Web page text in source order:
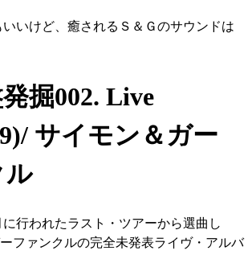
いけど、癒されるＳ＆Ｇのサウンドは
掘002. Live
サイモン＆ガー
ル
に行われたラスト・ツアーから選曲し
ファンクルの完全未発表ライヴ・アルバ